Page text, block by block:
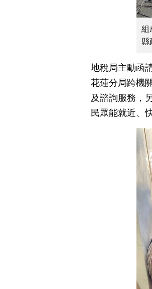
組
縣
地稅局主動函
花蓮分局跨機
及諮詢服務，
民眾能就近、